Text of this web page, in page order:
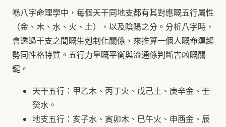
喺八字命理學中，每個天干同地支都有其對應嘅五行屬性
（金、木、水、火、土），以及陰陽之分。分析八字時，
會透過干支之間嘅生剋制化關係，來推算一個人嘅命運趨
勢同性格特質。五行力量嘅平衡與流通係判斷吉凶嘅關
鍵。
天干五行：甲乙木、丙丁火、戊己土、庚辛金、壬
癸水。
地支五行：亥子水、寅卯木、巳午火、申酉金、辰